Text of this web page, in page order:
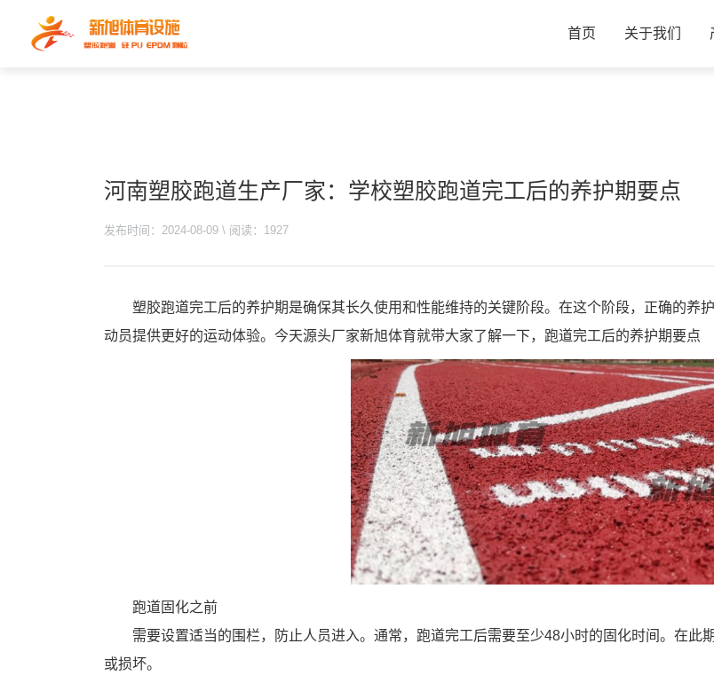
首页 关于我们
河南塑胶跑道生产厂家：学校塑胶跑道完工后的养护期要点
发布时间：2024-08-09 \ 阅读：1927
塑胶跑道完工后的养护期是确保其长久使用和性能维持的关键阶段。在这个阶段，正确的养
动员提供更好的运动体验。今天源头厂家新旭体育就带大家了解一下，跑道完工后的养护期要点
跑道固化之前
需要设置适当的围栏，防止人员进入。通常，跑道完工后需要至少48小时的固化时间。在
或损坏。